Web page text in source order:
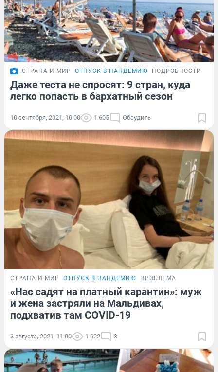
СТРАНА И МИР ОТПУСК В ПАНДЕМИЮ ПОДРОБНОСТИ
Даже теста не спросят: 9 стран, куда
легко попасть в бархатный сезон
10 сентября, 2021, 10:00 1 605 Обсудить
СТРАНА И МИР ОТПУСК В ПАНДЕМИЮ ПРОБЛЕМА
«Нас садят на платный карантин»: муж
и жена застряли на Мальдивах,
подхватив там COVID-19
3 августа, 2021, 11:00 1 622 3